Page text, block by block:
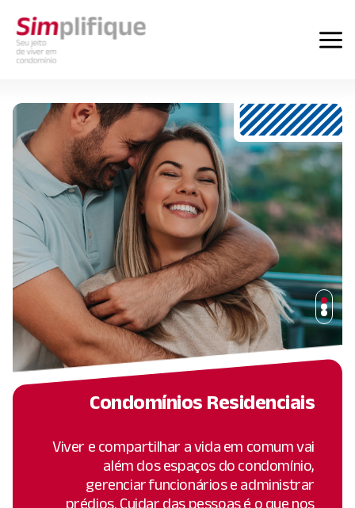
Condomínios Residenciais
Viver e compartilhar a vida em comum vai
além dos espaços do condomínio,
gerenciar funcionários e administrar
prédios. Cuidar das pessoas é o que nos